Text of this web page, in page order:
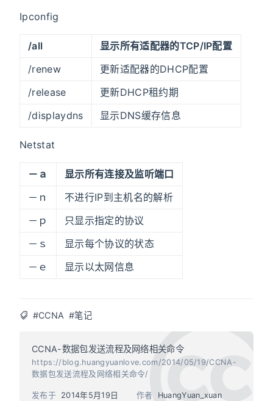
Ipconfig
/all
显示所有适配器的TCP/IP配置
/renew
更新适配器的DHCP配置
/release
更新DHCP租约期
/displaydns
显示DNS缓存信息
Netstat
－ａ
显示所有连接及监听端口
－ｎ
不进行IP到主机名的解析
－ｐ
只显示指定的协议
－ｓ
显示每个协议的状态
－ｅ
显示以太网信息
#CCNA #笔记
CCNA-数据包发送流程及网络相关命令
https://blog.huangyuanlove.com/2014/05/19/CCNA-
数据包发送流程及网络相关命令/
作者 HuangYuan_xuan
发布于 2014年5月19日